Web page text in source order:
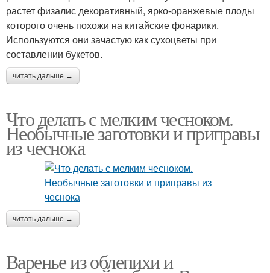
растет физалис декоративный, ярко-оранжевые плоды
которого очень похожи на китайские фонарики.
Используются они зачастую как сухоцветы при
составлении букетов.
читать дальше →
Что делать с мелким чесноком.
Необычные заготовки и приправы
из чеснока
читать дальше →
Варенье из облепихи и